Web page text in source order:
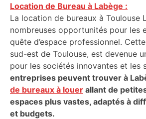
Location de Bureau à Labège :
La location de bureaux à Toulouse
nombreuses opportunités pour les
quête d’espace professionnel.
sud-est de Toulouse, est devenue
pour les sociétés innovantes et les
entreprises peuvent trouver à
de bureaux à louer allant de
espaces plus vastes, adaptés à
et budgets.